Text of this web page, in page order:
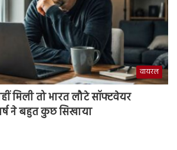
वायरल
मिली तो भारत लौटे सॉफ्टवेयर
ने बहुत कुछ सिखाया